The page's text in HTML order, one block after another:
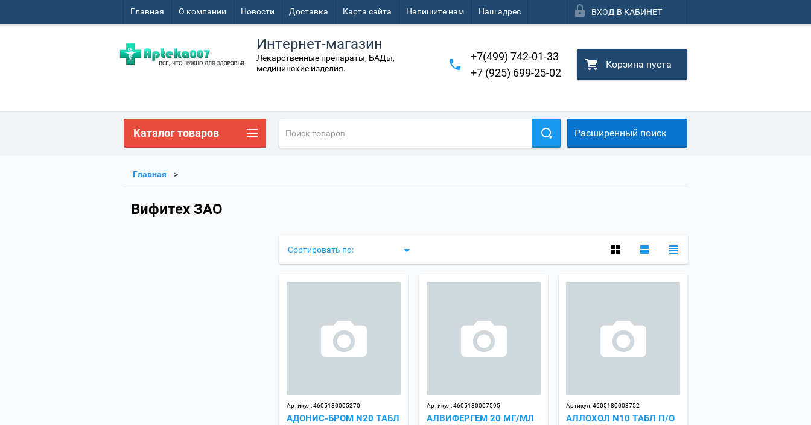
Главная О компании Новости Доставка Карта сайта Напишите нам Наш адрес ВХОД В КАБИНЕТ
Интернет-магазин
Лекарственные препараты, БАДы,
медицинские изделия.
+7(499) 742-01-33
+7 (925) 699-25-02
Корзина пуста
Расширенный поиск
Главная
Вифитех ЗАО
Сортировать по:
Артикул:4605180005270
АДОНИС-БРОМ N20 ТАБЛ
Артикул:4605180007595
АЛВИФЕРГЕМ 20 МГ/МЛ
Артикул:4605180008752
АЛЛОХОЛ N10 ТАБЛ П/О
Каталог товаров